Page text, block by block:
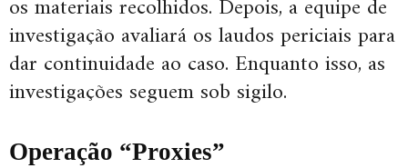
os materiais recolhidos. Depois, a equipe de
investigação avaliará os laudos periciais para
dar continuidade ao caso. Enquanto isso, as
investigações seguem sob sigilo.
Operação “Proxies”